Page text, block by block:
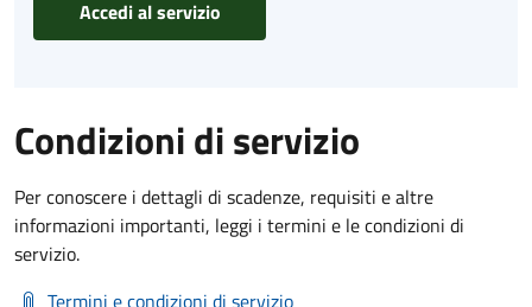
Accedi al servizio
Condizioni di servizio
Per conoscere i dettagli di scadenze, requisiti e altre
informazioni importanti, leggi i termini e le condizioni di
servizio.
Termini e condizioni di servizio